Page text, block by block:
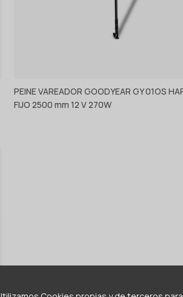
PEINE VAREADOR GOODYEAR GY 01OS
FIJO 2500 mm 12 V 270W